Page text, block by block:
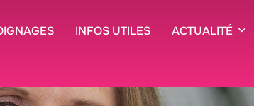
INFOS UTILES ACTUALITÉ